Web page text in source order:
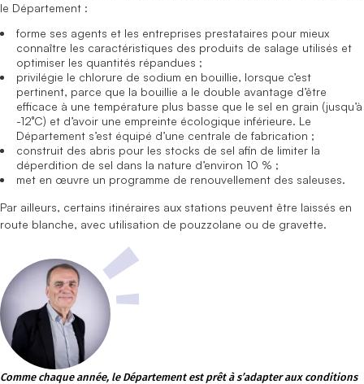
le Département :
forme ses agents et les entreprises prestataires pour mieux
connaître les caractéristiques des produits de salage utilisés et
optimiser les quantités répandues ;
privilégie le chlorure de sodium en bouillie, lorsque c’est
pertinent, parce que la bouillie a le double avantage d’être
efficace à une température plus basse que le sel en grain (jusqu’à
-12°C) et d’avoir une empreinte écologique inférieure. Le
Département s’est équipé d’une centrale de fabrication ;
construit des abris pour les stocks de sel afin de limiter la
déperdition de sel dans la nature d’environ 10 % ;
met en œuvre un programme de renouvellement des saleuses.
Par ailleurs, certains itinéraires aux stations peuvent être laissés en
route blanche, avec utilisation de pouzzolane ou de gravette.
Comme chaque année, le Département est prêt à s’adapter aux conditions